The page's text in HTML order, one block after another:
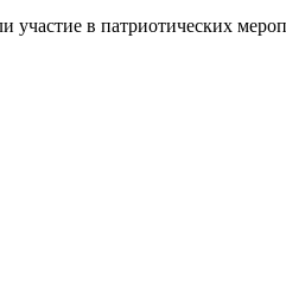
в патриотических